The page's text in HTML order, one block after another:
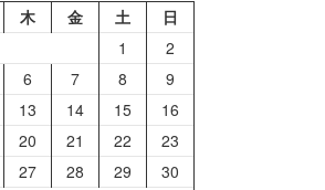
木 金 土
日
1
2
6 7 8
9
13 14 15
16
20 21 22
23
27 28 29
30